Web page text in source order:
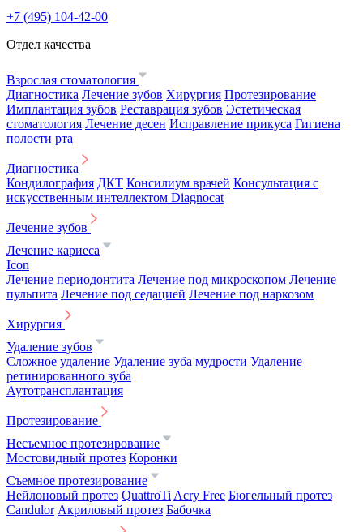
+7 (495) 104-42-00
Отдел качества
Взрослая стоматология
Диагностика Лечение зубов Хирургия Протезирование
Имплантация зубов Реставрация зубов Эстетическая
стоматология Лечение десен Исправление прикуса Гигиена
полости рта
Диагностика
Кондилография ДКТ Консилиум врачей Консультация с
искусственным интеллектом Diagnocat
Лечение зубов
Лечение кариеса
Icon
Лечение периодонтита Лечение под микроскопом Лечение
пульпита Лечение под седацией Лечение под наркозом
Хирургия
Удаление зубов
Сложное удаление Удаление зуба мудрости Удаление
ретинированного зуба
Аутотрансплантация
Протезирование
Несъемное протезирование
Мостовидный протез Коронки
Съемное протезирование
Нейлоновый протез QuattroTi Acry Free Бюгельный протез
Candulor Акриловый протез Бабочка